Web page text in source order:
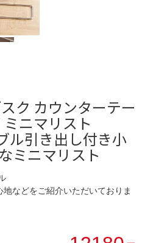
ク カウンターテー
ニマリスト
ル引き出し付き小
ミニマリスト
などをご紹介いただいておりま